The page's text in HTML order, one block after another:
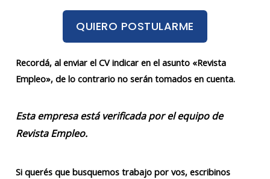
QUIERO POSTULARME
Recordá, al enviar el CV indicar en el asunto «Revista
Empleo», de lo contrario no serán tomados en cuenta.
Esta empresa está verificada por el equipo de
Revista Empleo.
Si querés que busquemos trabajo por vos, escribinos